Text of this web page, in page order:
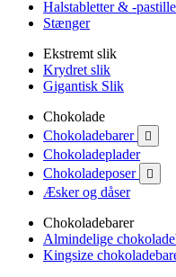
Halstabletter & -
Stænger
Ekstremt slik
Krydret slik
Gigantisk Slik
Chokolade
Chokoladebarer

Chokoladeplader
Chokoladeposer

Æsker og dåser
Chokoladebarer
Almindelige
Kingsize